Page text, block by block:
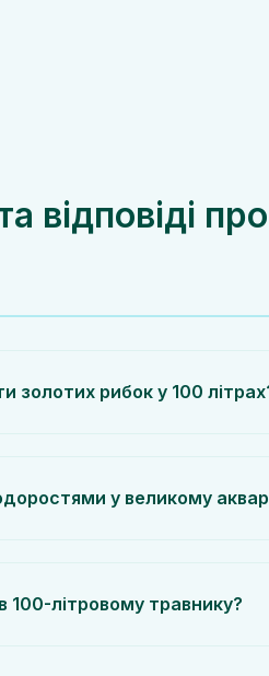
відповіді
золотих рибок у 100
у великому
100-літровому травнику?